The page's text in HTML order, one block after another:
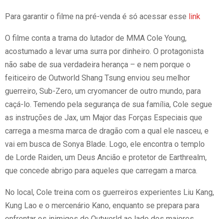
Para garantir o filme na pré-venda é só acessar esse link
O filme conta a trama do lutador de MMA Cole Young,
acostumado a levar uma surra por dinheiro. O protagonista
não sabe de sua verdadeira herança – e nem porque o
feiticeiro de Outworld Shang Tsung enviou seu melhor
guerreiro, Sub-Zero, um cryomancer de outro mundo, para
caçá-lo. Temendo pela segurança de sua família, Cole segue
as instruções de Jax, um Major das Forças Especiais que
carrega a mesma marca de dragão com a qual ele nasceu, e
vai em busca de Sonya Blade. Logo, ele encontra o templo
de Lorde Raiden, um Deus Ancião e protetor de Earthrealm,
que concede abrigo para aqueles que carregam a marca.
No local, Cole treina com os guerreiros experientes Liu Kang,
Kung Lao e o mercenário Kano, enquanto se prepara para